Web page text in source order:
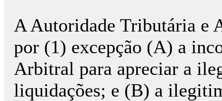
A Autoridade Tributária e
por (1) excepção (A) a
Arbitral para apreciar a
liquidações; e (B) a